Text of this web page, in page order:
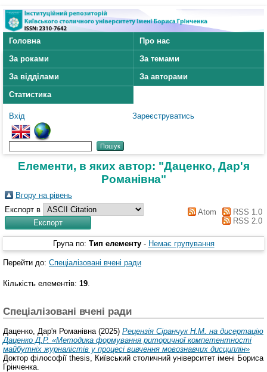
Головна
Про нас
За роками
За темами
За відділами
За авторами
Статистика
Вхід Зареєструватись
Елементи, в яких автор: "Даценко, Дар'я
Романівна"
Вгору на рівень
Експорт в
Atom
RSS 1.0
RSS 2.0
Група по: Тип елементу - Немає групування
Перейти до: Спеціалізовані вчені ради
Кількість елементів: 19.
Спеціалізовані вчені ради
Даценко, Дар'я Романівна (2025) Рецензія Сіранчук Н.М. на дисертацію
Даценко Д.Р. «Методика формування риторичної компетентності
майбутніх журналістів у процесі вивчення мовознавчих дисциплін»
Доктор філософії thesis, Київський столичний університет імені Бориса
Грінченка.